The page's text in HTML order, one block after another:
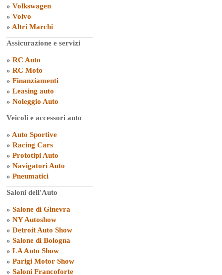
» Volkswagen
» Volvo
» Altri Marchi
Assicurazione e servizi
» RC Auto
» RC Moto
» Finanziamenti
» Leasing auto
» Noleggio Auto
Veicoli e accessori auto
» Auto Sportive
» Racing Cars
» Prototipi Auto
» Navigatori Auto
» Pneumatici
Saloni dell'Auto
» Salone di Ginevra
» NY Autoshow
» Detroit Auto Show
» Salone di Bologna
» LA Auto Show
» Parigi Motor Show
» Saloni Francoforte